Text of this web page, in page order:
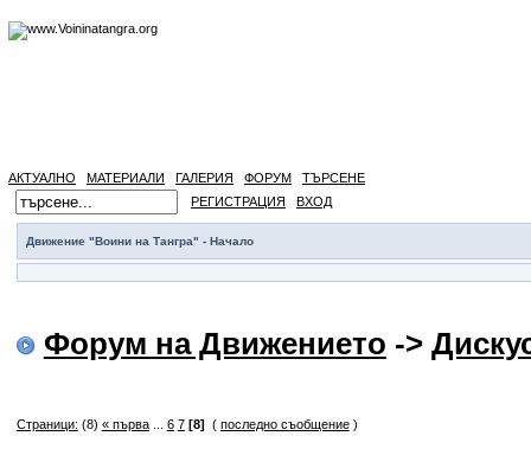
АКТУАЛНО МАТЕРИАЛИ ГАЛЕРИЯ ФОРУМ
ТЪРСЕНЕ
РЕГИСТРАЦИЯ
ВХОД
Движение "Воини на Тангра" - Начало
Форум на Движението ->
Страници: (8) « първа... 6 7 [8] ( последно съобщение)